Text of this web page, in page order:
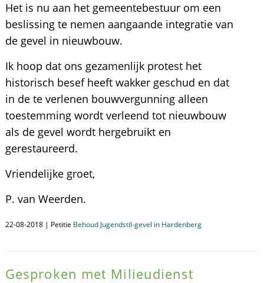
Het is nu aan het gemeentebestuur om een
beslissing te nemen aangaande integratie van
de gevel in nieuwbouw.
Ik hoop dat ons gezamenlijk protest het
historisch besef heeft wakker geschud en dat
in de te verlenen bouwvergunning alleen
toestemming wordt verleend tot nieuwbouw
als de gevel wordt hergebruikt en
gerestaureerd.
Vriendelijke groet,
P. van Weerden.
22-08-2018 | Petitie Behoud Jugendstil-gevel in Hardenberg
Gesproken met Milieudienst